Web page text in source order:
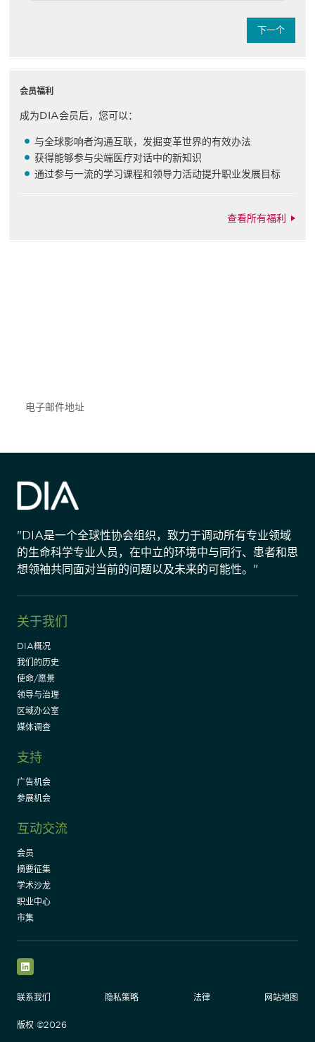
会员福利
成为DIA会员后，您可以：
与全球影响者沟通互联，发掘变革世界的有效办法
获得能够参与尖端医疗对话中的新知识
通过参与一流的学习课程和领导力活动提升职业发展目标
查看所有福利
"DIA是一个全球性协会组织，致力于调动所有专业领域
的生命科学专业人员，在中立的环境中与同行、患者和思
想领袖共同面对当前的问题以及未来的可能性。"
关于我们
DIA概况
我们的历史
使命/愿景
领导与治理
区域办公室
媒体调查
支持
广告机会
参展机会
互动交流
会员
摘要征集
学术沙龙
职业中心
市集
联系我们
隐私策略 法律 网站地图
版权 ©2026